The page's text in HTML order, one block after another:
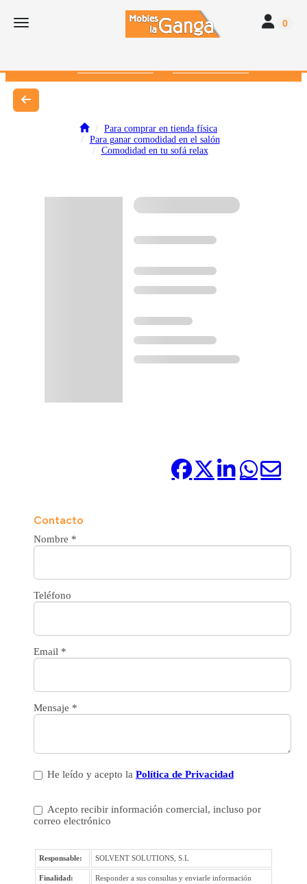
Toggle navigation Toggle
0
Para comprar en tienda física
Para ganar comodidad en el salón
Comodidad en tu sofá relax
Contacto
Nombre *
Teléfono
Email *
Mensaje *
He leído y acepto la Política de Privacidad
Acepto recibir información comercial, incluso por
correo electrónico
Responsable: SOLVENT SOLUTIONS, S.L
Finalidad:
Responder a sus consultas y enviarle información